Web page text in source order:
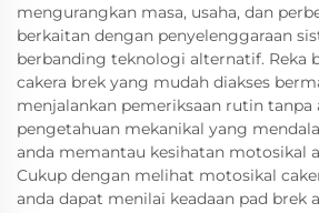
mengurangkan masa, usaha, dan
berkaitan dengan penyelenggaraan
berbanding teknologi alternatif. Reka
cakera brek yang mudah diakses
menjalankan pemeriksaan rutin tanpa
pengetahuan mekanikal yang
anda memantau kesihatan motosikal
Cukup dengan melihat motosikal
anda dapat menilai keadaan pad brek